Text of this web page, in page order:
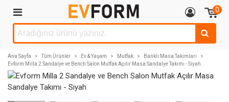
0
Ana Sayfa > Tüm Ürünler > Ev & Yaşam > Mutfak > Banklı Masa Takımları
>
Evform Milla 2 Sandalye ve Bench Salon Mutfak Açılır Masa Sandalye Takımı - Siyah